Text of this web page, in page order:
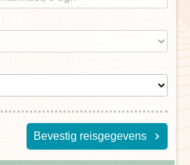
Bevestig reisgegevens